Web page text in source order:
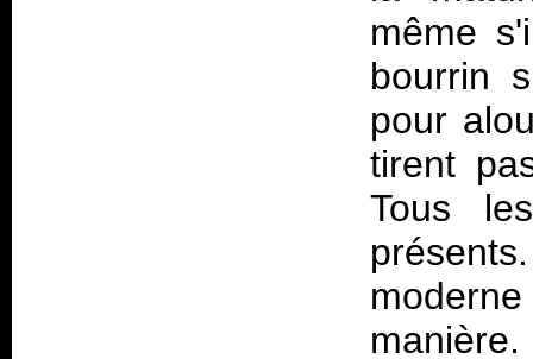
même
bourrin
pour
tirent
Tous